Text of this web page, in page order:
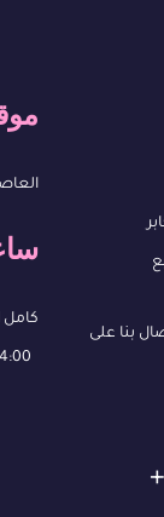
بنا على
كامل ايام